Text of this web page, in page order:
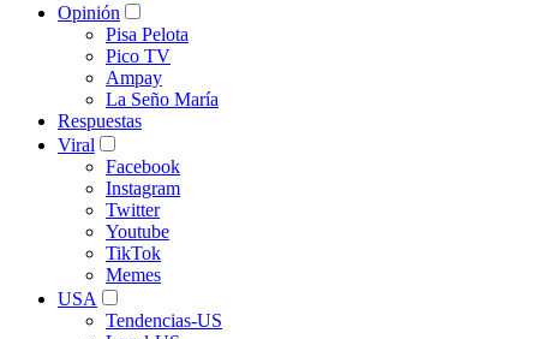
Opinión
Pisa Pelota
Pico TV
Ampay
La Seño María
Respuestas
Viral
Facebook
Instagram
Twitter
Youtube
TikTok
Memes
USA
Tendencias-US